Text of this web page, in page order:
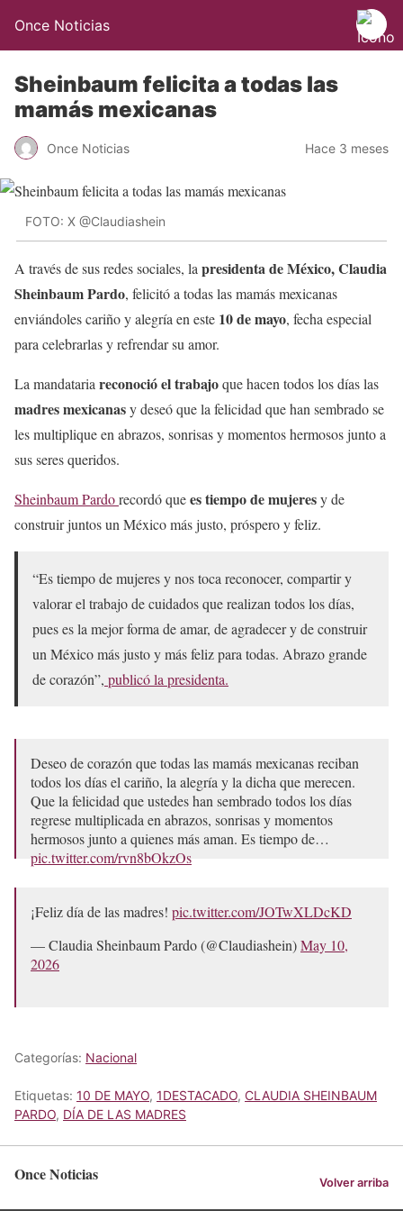
Once Noticias
Sheinbaum felicita a todas las
mamás mexicanas
Once Noticias Hace 3 meses
FOTO: X @Claudiashein
A través de sus redes sociales, la presidenta de México, Claudia
Sheinbaum Pardo, felicitó a todas las mamás mexicanas
enviándoles cariño y alegría en este 10 de mayo, fecha especial
para celebrarlas y refrendar su amor.
La mandataria reconoció el trabajoque hacen todos los días las
madres mexicanasy deseó que la felicidad que han sembrado se
les multiplique en abrazos, sonrisas y momentos hermosos junto a
sus seres queridos.
Sheinbaum Pardorecordó quees tiempo de mujeresy de
construir juntos un México más justo, próspero y feliz.
“Es tiempo de mujeres y nos toca reconocer, compartir y
valorar el trabajo de cuidados que realizan todos los días,
pues es la mejor forma de amar, de agradecer y de construir
un México más justo y más feliz para todas. Abrazo grande
de corazón”, publicó la presidenta.
Deseo de corazón que todas las mamás mexicanas reciban
todos los días el cariño, la alegría y la dicha que merecen.
Que la felicidad que ustedes han sembrado todos los días
regrese multiplicada en abrazos, sonrisas y momentos
hermosos junto a quienes más aman. Es tiempo de…
pic.twitter.com/rvn8bOkzOs
2026
¡Feliz día de las madres! pic.twitter.com/JOTwXLDcKD
— Claudia Sheinbaum Pardo (@Claudiashein)May 10,
2026
Categorías: Nacional
Etiquetas: 10 DE MAYO, 1DESTACADO, CLAUDIA SHEINBAUM
PARDO, DÍA DE LAS MADRES
Once Noticias Volver arriba